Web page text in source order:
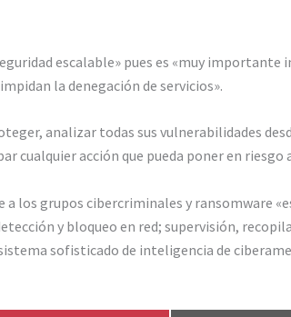
escalable» pues es «muy
la denegación de servicios».
analizar todas sus vulnerabilidades
cualquier acción que pueda poner en riesgo
a los grupos cibercriminales y ransomware
y bloqueo en red; supervisión,
sofisticado de inteligencia de